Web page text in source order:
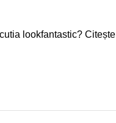
lookfantastic? Citește